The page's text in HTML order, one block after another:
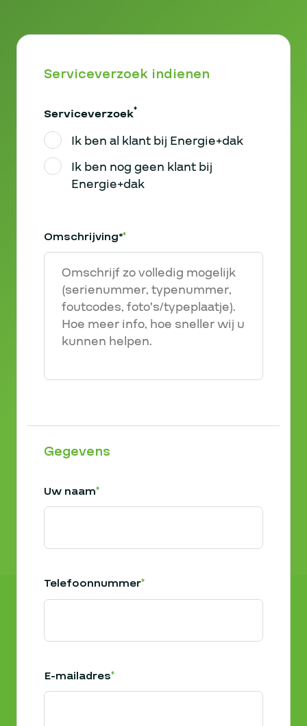
Serviceverzoek indienen
Serviceverzoek*
Ik ben al klant bij Energie+dak
Ik ben nog geen klant bij
Energie+dak
Omschrijving**
Gegevens
Uw naam*
Telefoonnummer*
E-mailadres*